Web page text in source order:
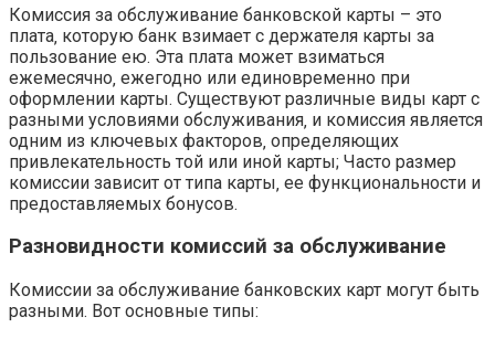
Комиссия за обслуживание банковской карты – это
плата‚ которую банк взимает с держателя карты за
пользование ею. Эта плата может взиматься
ежемесячно‚ ежегодно или единовременно при
оформлении карты. Существуют различные виды карт с
разными условиями обслуживания‚ и комиссия является
одним из ключевых факторов‚ определяющих
привлекательность той или иной карты; Часто размер
комиссии зависит от типа карты‚ ее функциональности и
предоставляемых бонусов.
Разновидности комиссий за обслуживание
Комиссии за обслуживание банковских карт могут быть
разными. Вот основные типы: